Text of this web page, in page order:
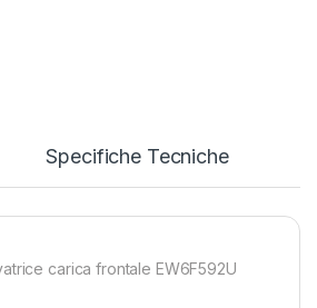
Specifiche Tecniche
carica frontale EW6F592U